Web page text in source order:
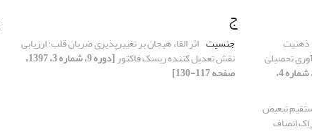
ذهنیت
تحصیلی
[دوره 9، شماره 4،
تبعیض
انصاف
ج
جنسیت اثر القاء هیجان بر تغییرپذیری ضربان قلب؛ ارزیابی
نقش تعدیل کننده ریسک فاکتور [دوره 9، شماره 3، 1397،
صفحه 117-130]